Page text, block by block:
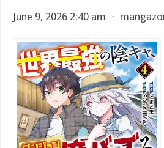
June 9, 2026 2:40 am ⋅